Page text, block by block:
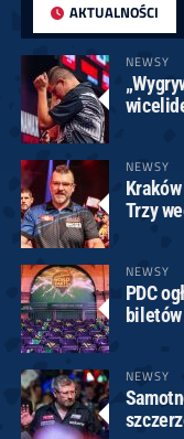
AKTUALNOŚCI
NEWSY
NEWSY
Trzy
NEWSY
PDC
NEWSY